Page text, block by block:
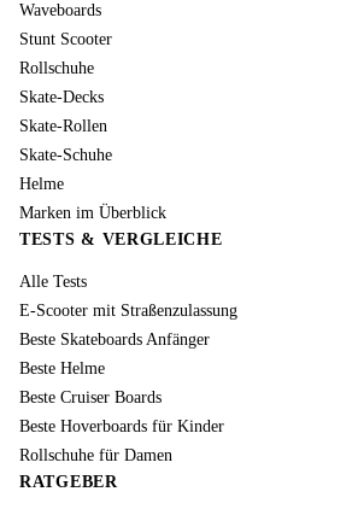
Waveboards
Stunt Scooter
Rollschuhe
Skate-Decks
Skate-Rollen
Skate-Schuhe
Helme
Marken im Überblick
TESTS & VERGLEICHE
Alle Tests
E-Scooter mit Straßenzulassung
Beste Skateboards Anfänger
Beste Helme
Beste Cruiser Boards
Beste Hoverboards für Kinder
Rollschuhe für Damen
RATGEBER